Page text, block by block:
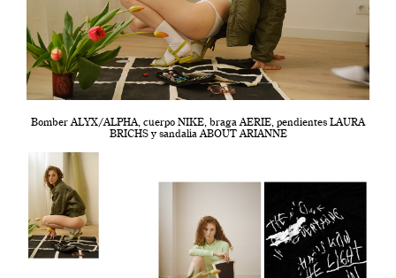
Bomber ALYX/ALPHA, cuerpo NIKE, braga AERIE, pendientes LAURA
BRICHS y sandalia ABOUT ARIANNE